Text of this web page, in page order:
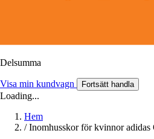
Delsumma
Visa min kundvagn Fortsätt handla
Loading...
Hem
/ Inomhusskor för kvinnor adidas